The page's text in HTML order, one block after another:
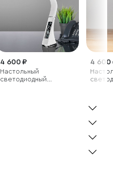
4 600 ₽
Настольный
светодиодный
4 600